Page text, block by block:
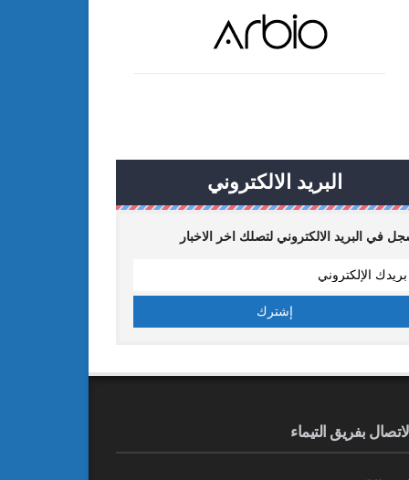
البريد الالكتروني
في البريد الالكتروني لتصلك اخر الاخبار
الاتصال بفريق التيماء